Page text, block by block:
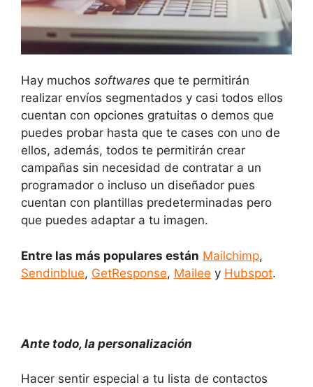
Hay muchos softwares que te permitirán
realizar envíos segmentados y casi todos ellos
cuentan con opciones gratuitas o demos que
puedes probar hasta que te cases con uno de
ellos, además, todos te permitirán crear
campañas sin necesidad de contratar a un
programador o incluso un diseñador pues
cuentan con plantillas predeterminadas pero
que puedes adaptar a tu imagen.
Entre las más populares están Mailchimp,
Sendinblue, GetResponse, Mailee y Hubspot.
Ante todo, la personalización
Hacer sentir especial a tu lista de contactos